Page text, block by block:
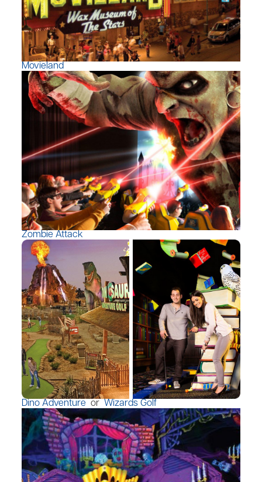
Movieland
Zombie Attack
Dino Adventure or Wizards Golf